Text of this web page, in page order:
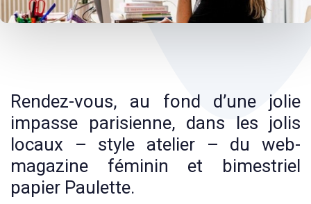
Rendez-vous, au fond d’une jolie
impasse parisienne, dans les jolis
locaux – style atelier – du web-
magazine féminin et bimestriel
papier Paulette.